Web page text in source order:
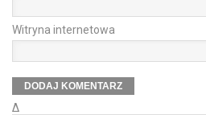
Witryna internetowa
Δ